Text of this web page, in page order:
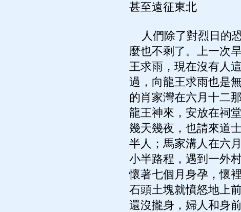
甚至遠征東北
人們除了對烈日的
麼也不剩了。上一次
王求雨，現在沒有人
過，向龍王求雨也是
的肖家灣在六月十二
龍王神來，安放在祠
幾天幾夜，也請來道
半人；馬家溝人在六
小半路程，遇到一外
懷著七個月身孕，懷
石頭土塊就憤怒地上
還沒攏身，婦人和身